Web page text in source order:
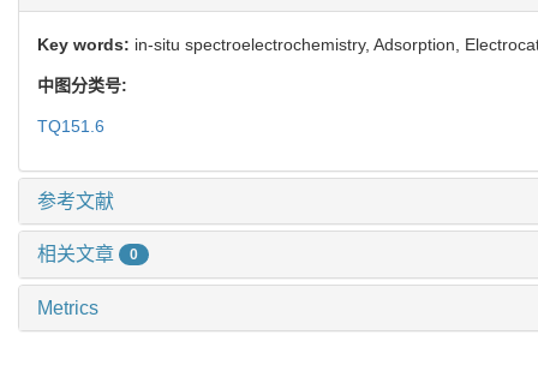
Key words: in-situ spectroelectrochemistry, Adsorption,
中图分类号:
TQ151.6
参考文献
相关文章 0
Metrics